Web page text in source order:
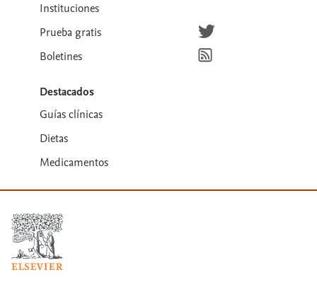
Instituciones
Prueba gratis
Boletines
Destacados
Guías clínicas
Dietas
Medicamentos
Síguenos en Twitter
Suscríbete para recibir